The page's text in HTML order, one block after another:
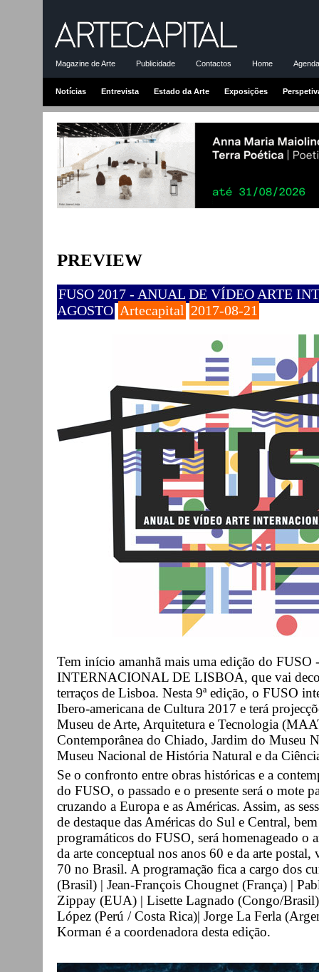
Magazine de Arte Publicidade Contactos Home
Notícias Entrevista Estado da Arte Exposições
PREVIEW
FUSO 2017 - ANUAL DE VÍDEO ARTE
AGOSTO Artecapital 2017-08-21
Tem início amanhã mais uma edição do
INTERNACIONAL DE LISBOA, que vai
terraços de Lisboa. Nesta 9ª edição, o FUSO
Ibero-americana de Cultura 2017 e terá
Museu de Arte, Arquitetura e Tecnologia
Contemporânea do Chiado, Jardim do Museu
Museu Nacional de História Natural e da
Se o confronto entre obras históricas e a
do FUSO, o passado e o presente será o mote
cruzando a Europa e as Américas. Assim, as
de destaque das Américas do Sul e Central,
programáticos do FUSO, será homenageado
da arte conceptual nos anos 60 e da arte
70 no Brasil. A programação fica a cargo dos
(Brasil) | Jean-François Chougnet (França) |
Zippay (EUA) | Lisette Lagnado (Congo/
López (Perú / Costa Rica)| Jorge La Ferla
Korman é a coordenadora desta edição.